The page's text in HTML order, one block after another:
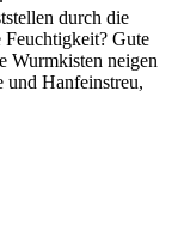
durch die
Feuchtigkeit? Gute
Wurmkisten neigen
und Hanfeinstreu,